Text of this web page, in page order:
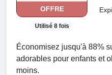
OFFRE
Utilisé 8 fois
Économisez jusqu'à 88%
adorables pour enfants et
moins.